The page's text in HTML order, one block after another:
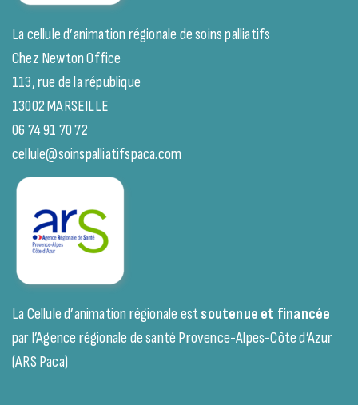
La cellule d’animation régionale de soins palliatifs
Chez Newton Office
113, rue de la république
13002 MARSEILLE
06 74 91 70 72
cellule@soinspalliatifspaca.com
La Cellule d’animation régionale estsoutenue et financée
par l’Agence régionale de santé Provence-Alpes-Côte d’Azur
(ARS Paca)